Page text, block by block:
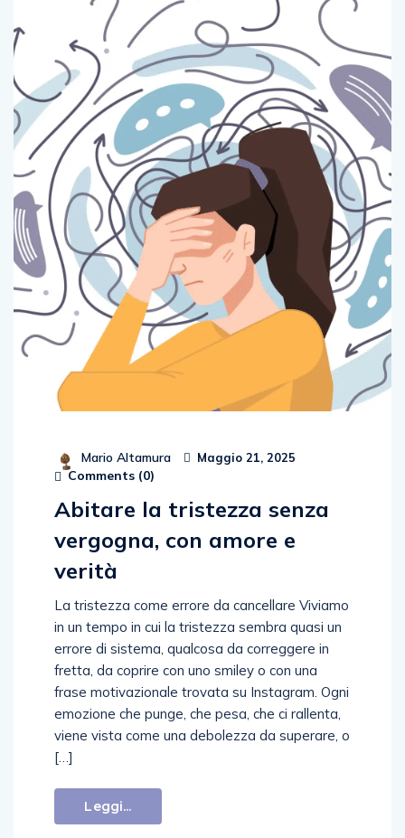
Mario Altamura Maggio 21, 2025
Comments (0)
Abitare la tristezza senza
vergogna, con amore e
verità
La tristezza come errore da cancellare Viviamo
in un tempo in cui la tristezza sembra quasi un
errore di sistema, qualcosa da correggere in
fretta, da coprire con uno smiley o con una
frase motivazionale trovata su Instagram. Ogni
emozione che punge, che pesa, che ci rallenta,
viene vista come una debolezza da superare, o
[…]
Leggi...